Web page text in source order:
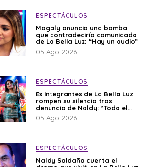
ESPECTÁCULOS
Magaly anuncia una bomba
que contradeciría comunicado
de La Bella Luz: “Hay un audio”
05 Ago 2026
ESPECTÁCULOS
Ex integrantes de La Bella Luz
rompen su silencio tras
denuncia de Naldy: “Todo el
mundo lo sabía”
05 Ago 2026
ESPECTÁCULOS
Naldy Saldaña cuenta el